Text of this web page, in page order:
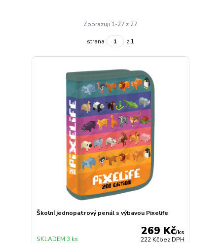
Zobrazuji 1-27 z 27
strana z 1
Školní jednopatrový penál s výbavou Pixelife
269 Kč/ks
222 Kčbez DPH
SKLADEM 3 ks